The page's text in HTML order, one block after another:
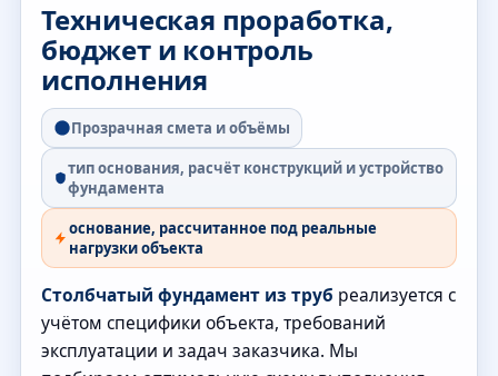
Техническая проработка,
бюджет и контроль
исполнения
Прозрачная смета и объёмы
тип основания, расчёт конструкций и устройство
фундамента
основание, рассчитанное под реальные
нагрузки объекта
Столбчатый фундамент из труб реализуется с
учётом специфики объекта, требований
эксплуатации и задач заказчика. Мы